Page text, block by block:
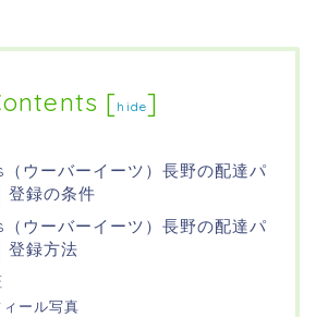
[hide]
ウーバーイーツ）長野の配達パ
登録の条件
ウーバーイーツ）長野の配達パ
登録方法
ィール写真